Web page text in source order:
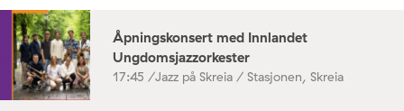
Åpningskonsert med Innlandet
Ungdomsjazzorkester
17:45 /Jazz på Skreia / Stasjonen, Skreia